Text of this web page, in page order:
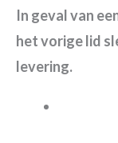
In geval van
het vorige lid
levering.